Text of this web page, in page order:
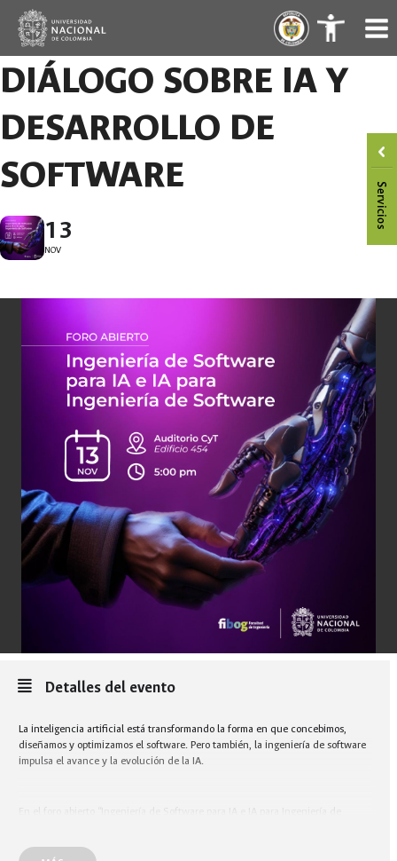
Saltar
contenido
. .
DIÁLOGO SOBRE IA Y
DESARROLLO DE
SOFTWARE
13
NOV
Detalles del evento
La inteligencia artificial está transformando la forma en que concebimos,
diseñamos y optimizamos el software. Pero también, la ingeniería de software
impulsa el avance y la evolución de la IA.